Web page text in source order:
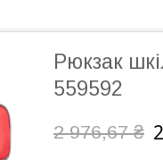
Рюкзак
559592
2 976,67 ₴